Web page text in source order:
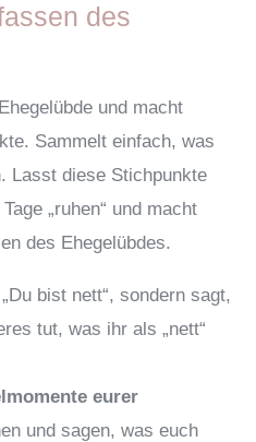
des
und macht
Sammelt einfach, was
Lasst diese Stichpunkte
„ruhen“ und macht
des Ehegelübdes.
bist nett“, sondern sagt,
tut, was ihr als „nett“
eurer
und sagen, was euch